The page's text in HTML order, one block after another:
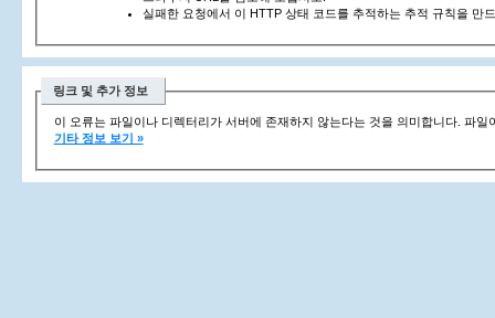
실패한 요청에서 이 HTTP 상태 코드를 추적하는 추적 규칙을
링크 및 추가 정보
이 오류는 파일이나 디렉터리가 서버에 존재하지 않는다는 것을 의미합니다. 파
기타 정보 보기 »